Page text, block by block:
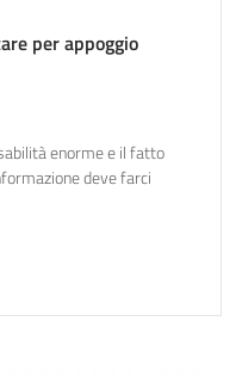
per appoggio
enorme e il fatto
deve farci